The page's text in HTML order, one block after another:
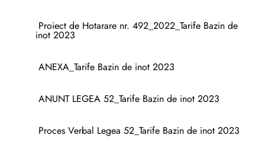
Proiect de Hotarare nr. 492_2022_Tarife Bazin de
inot 2023
ANEXA_Tarife Bazin de inot 2023
ANUNT LEGEA 52_Tarife Bazin de inot 2023
Proces Verbal Legea 52_Tarife Bazin de inot 2023